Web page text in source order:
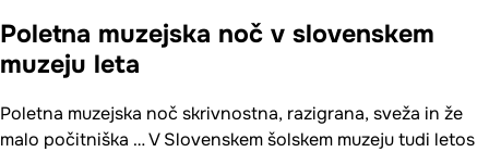
Poletna muzejska noč v slovenskem
muzeju leta
Poletna muzejska noč skrivnostna, razigrana, sveža in že
malo počitniška … V Slovenskem šolskem muzeju tudi letos